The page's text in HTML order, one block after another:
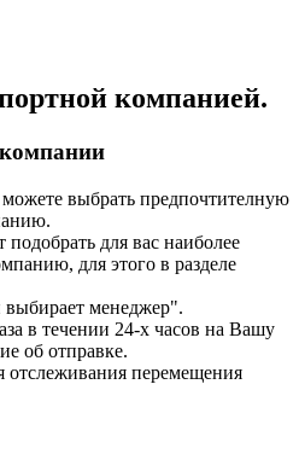
компанией.
выбрать предпочтителную
для вас наиболее
для этого в разделе
выбирает менеджер".
в течении 24-х часов на Вашу
об отправке.
отслеживания перемещения